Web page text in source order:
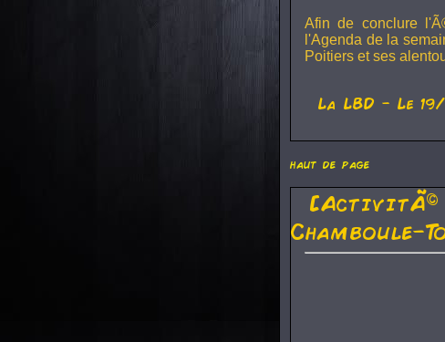
Afin de conclure
l'Agenda de la
Poitiers et ses
La LBD - Le 19/
haut de page
[ActivitÃ©
Chamboule-